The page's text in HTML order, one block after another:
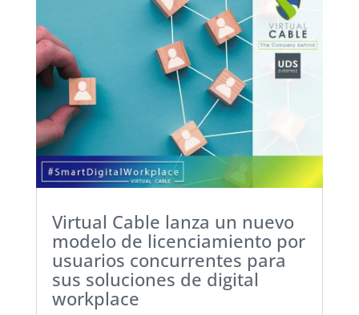
Virtual Cable lanza un nuevo
modelo de licenciamiento por
usuarios concurrentes para
sus soluciones de digital
workplace